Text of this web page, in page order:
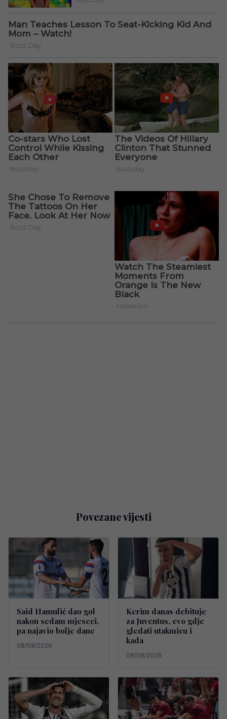
Povezane vijesti
Said Hamulić dao gol
nakon sedam mjeseci,
pa najavio bolje dane
08/08/2026
Kerim danas debituje
za Juventus, evo gdje
gledati utakmicu i
kada
08/08/2026